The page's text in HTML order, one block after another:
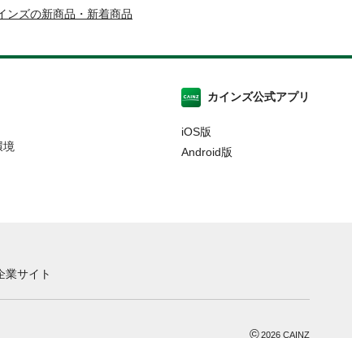
ンズの新商品・新着商品
境
カインズ公式アプリ
iOS版
Android版
業サイト
©2026 CAINZ